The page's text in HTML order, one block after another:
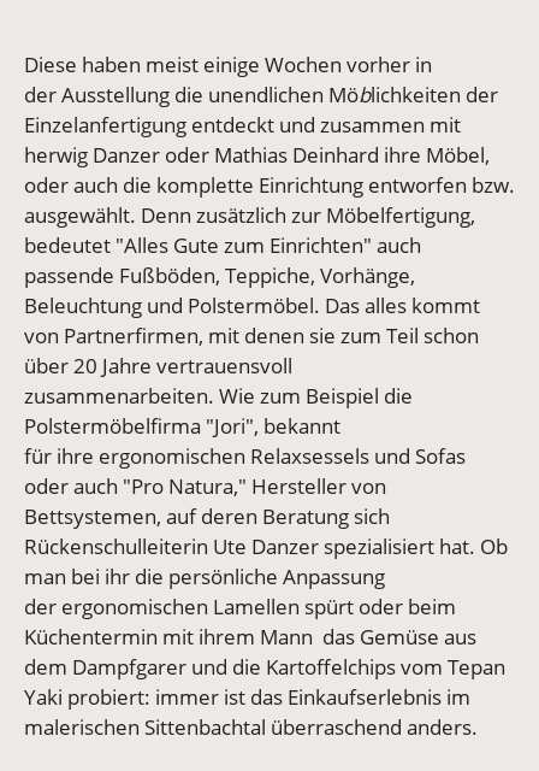
Diese haben meist einige Wochen vorher in
der Ausstellung die unendlichen Möblichkeiten der
Einzelanfertigung entdeckt und zusammen mit
herwig Danzer oder Mathias Deinhard ihre Möbel,
oder auch die komplette Einrichtung entworfen bzw.
ausgewählt. Denn zusätzlich zur Möbelfertigung,
bedeutet "Alles Gute zum Einrichten" auch
passende Fußböden, Teppiche, Vorhänge,
Beleuchtung und Polstermöbel. Das alles kommt
von Partnerfirmen, mit denen sie zum Teil schon
über 20 Jahre vertrauensvoll
zusammenarbeiten. Wie zum Beispiel die
Polstermöbelfirma "Jori", bekannt
für ihre ergonomischen Relaxsessels und Sofas
oder auch "Pro Natura," Hersteller von
Bettsystemen, auf deren Beratung sich
Rückenschulleiterin Ute Danzer spezialisiert hat. Ob
man bei ihr die persönliche Anpassung
der ergonomischen Lamellen spürt oder beim
Küchentermin mit ihrem Mann das Gemüse aus
dem Dampfgarer und die Kartoffelchips vom Tepan
Yaki probiert: immer ist das Einkaufserlebnis im
malerischen Sittenbachtal überraschend anders.